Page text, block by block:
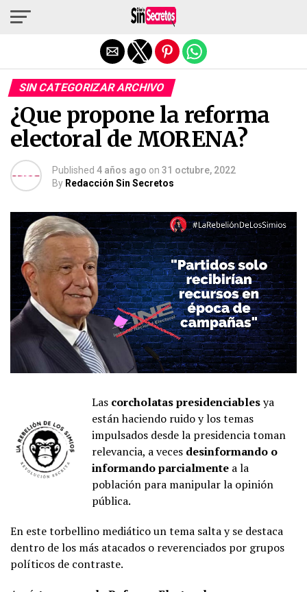
SIN CATEGORIZAR ARCHIVO
¿Que propone la reforma
electoral de MORENA?
Published 4 años ago on 31 octubre, 2022
By Redacción Sin Secretos
Las corcholatas presidenciablesya
están haciendo ruido y los temas
impulsados desde la presidencia toman
relevancia, a veces desinformando o
informando parcialmente a la
población para manipular la opinión
pública.
En este torbellino mediático un tema salta y se destaca
dentro de los más atacados o reverenciados por grupos
políticos de contraste.
Salir de la versión móvil